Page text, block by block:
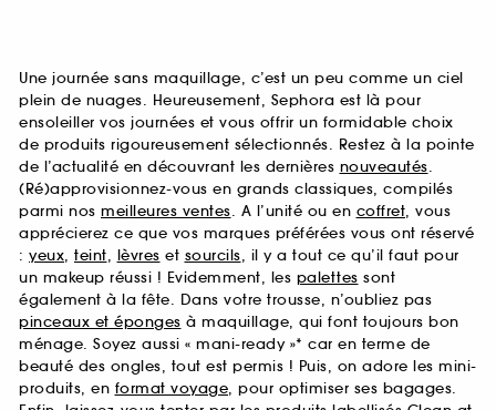
Une journée sans maquillage, c’est un peu comme un ciel
plein de nuages. Heureusement, Sephora est là pour
ensoleiller vos journées et vous offrir un formidable choix
de produits rigoureusement sélectionnés. Restez à la pointe
de l’actualité en découvrant les dernières nouveautés.
(Ré)approvisionnez-vous en grands classiques, compilés
parmi nos meilleures ventes. A l’unité ou en coffret, vous
apprécierez ce que vos marques préférées vous ont réservé
: yeux, teint, lèvres et sourcils, il y a tout ce qu’il faut pour
un makeup réussi ! Evidemment, les palettes sont
également à la fête. Dans votre trousse, n’oubliez pas
pinceaux et éponges à maquillage, qui font toujours bon
ménage. Soyez aussi « mani-ready »* car en terme de
beauté des ongles, tout est permis ! Puis, on adore les mini-
produits, en format voyage, pour optimiser ses bagages.